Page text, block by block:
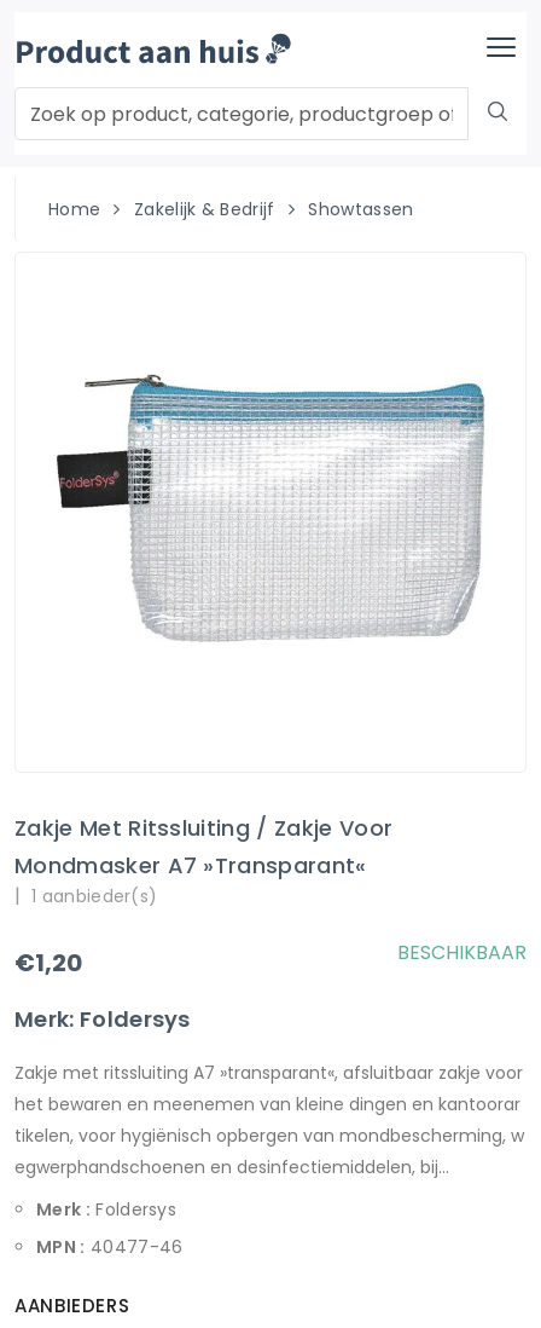
Home Zakelijk & Bedrijf Showtassen
Zakje Met Ritssluiting / Zakje Voor
Mondmasker A7 »transparant«
| 1 aanbieder(s)
€1,20
Merk: Foldersys
BESCHIKBAAR
Zakje met ritssluiting A7 »transparant«, afsluitbaar zakje voor
het bewaren en meenemen van kleine dingen en kantoorar
tikelen, voor hygiënisch opbergen van mondbescherming, w
egwerphandschoenen en desinfectiemiddelen, bij...
Merk : Foldersys
MPN : 40477-46
AANBIEDERS